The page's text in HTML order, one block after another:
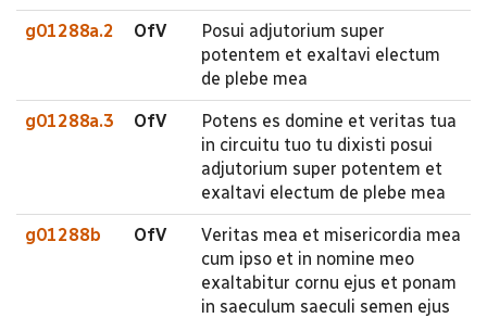
g01288a.2 OfV
Posui adjutorium super
potentem et exaltavi electum
de plebe mea
g01288a.3 OfV
Potens es domine et veritas tua
in circuitu tuo tu dixisti posui
adjutorium super potentem et
exaltavi electum de plebe mea
g01288b OfV
Veritas mea et misericordia mea
cum ipso et in nomine meo
exaltabitur cornu ejus et ponam
in saeculum saeculi semen ejus